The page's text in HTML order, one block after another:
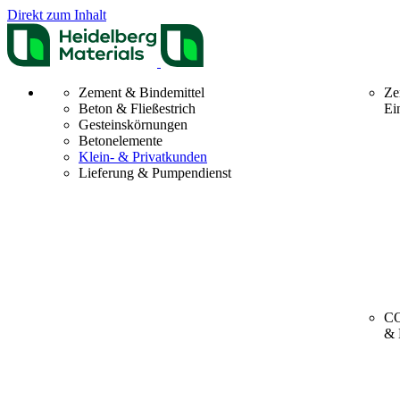
Direkt zum Inhalt
Zement & Bindemittel
Beton & Fließestrich
Gesteinskörnungen
Betonelemente
Klein- & Privatkunden
Lieferung & Pumpendienst
&